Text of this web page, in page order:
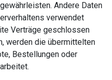
Andere Daten
verwendet
Verträge geschlossen
werden die übermittelten
Bestellungen oder